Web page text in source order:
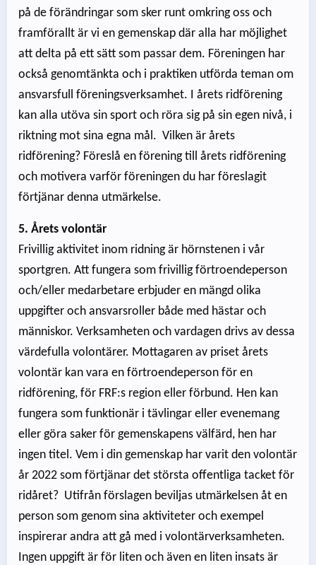
på de förändringar som sker runt omkring oss och
framförallt är vi en gemenskap där alla har möjlighet
att delta på ett sätt som passar dem. Föreningen har
också genomtänkta och i praktiken utförda teman om
ansvarsfull föreningsverksamhet. I årets ridförening
kan alla utöva sin sport och röra sig på sin egen nivå, i
riktning mot sina egna mål. Vilken är årets
ridförening? Föreslå en förening till årets ridförening
och motivera varför föreningen du har föreslagit
förtjänar denna utmärkelse.
5. Årets volontär
Frivillig aktivitet inom ridning är hörnstenen i vår
sportgren. Att fungera som frivillig förtroendeperson
och/eller medarbetare erbjuder en mängd olika
uppgifter och ansvarsroller både med hästar och
människor. Verksamheten och vardagen drivs av dessa
värdefulla volontärer. Mottagaren av priset årets
volontär kan vara en förtroendeperson för en
ridförening, för FRF:s region eller förbund. Hen kan
fungera som funktionär i tävlingar eller evenemang
eller göra saker för gemenskapens välfärd, hen har
ingen titel. Vem i din gemenskap har varit den volontär
år 2022 som förtjänar det största offentliga tacket för
ridåret? Utifrån förslagen beviljas utmärkelsen åt en
person som genom sina aktiviteter och exempel
inspirerar andra att gå med i volontärverksamheten.
Ingen uppgift är för liten och även en liten insats är